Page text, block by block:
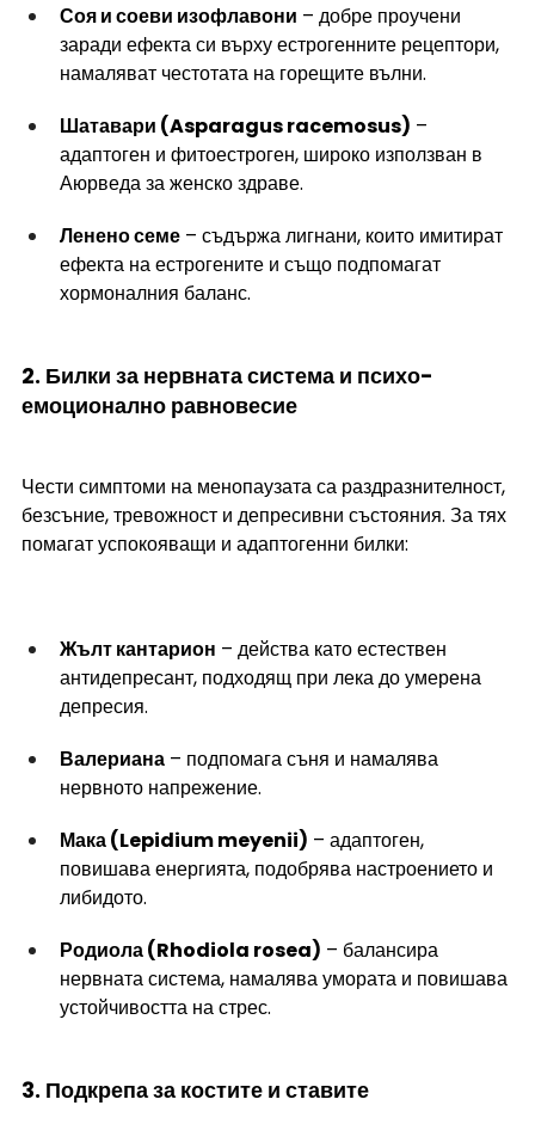
Соя и соеви изофлавони – добре проучени
заради ефекта си върху естрогенните рецептори,
намаляват честотата на горещите вълни.
Шатавари (Asparagus racemosus) –
адаптоген и фитоестроген, широко използван в
Аюрведа за женско здраве.
Ленено семе – съдържа лигнани, които имитират
ефекта на естрогените и също подпомагат
хормоналния баланс.
2. Билки за нервната система и психо-
емоционално равновесие
Чести симптоми на менопаузата са раздразнителност,
безсъние, тревожност и депресивни състояния. За тях
помагат успокояващи и адаптогенни билки:
Жълт кантарион – действа като естествен
антидепресант, подходящ при лека до умерена
депресия.
Валериана – подпомага съня и намалява
нервното напрежение.
Мака (Lepidium meyenii) – адаптоген,
повишава енергията, подобрява настроението и
либидото.
Родиола (Rhodiola rosea) – балансира
нервната система, намалява умората и повишава
устойчивостта на стрес.
3. Подкрепа за костите и ставите